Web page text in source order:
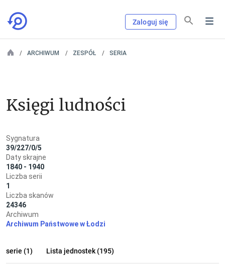
Zaloguj się
ARCHIWUM ZESPÓŁ SERIA
Księgi ludności
Sygnatura
39/227/0/5
Daty skrajne
1840 - 1940
Liczba serii
1
Liczba skanów
24346
Archiwum
Archiwum Państwowe w Łodzi
serie (1) Lista jednostek (195)